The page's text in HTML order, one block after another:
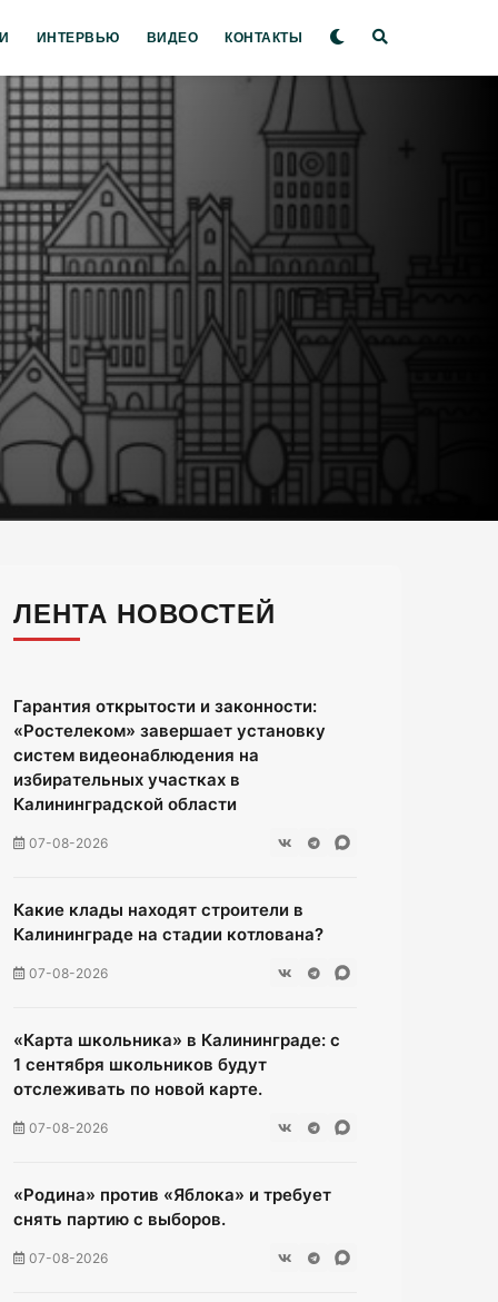
ИНТЕРВЬЮ ВИДЕО КОНТАКТЫ
ЛЕНТА НОВОСТЕЙ
Гарантия открытости и законности:
«Ростелеком» завершает установку
систем видеонаблюдения на
избирательных участках в
Калининградской области
07-08-2026
Какие клады находят строители в
Калининграде на стадии котлована?
07-08-2026
«Карта школьника» в Калининграде: с
1 сентября школьников будут
отслеживать по новой карте.
07-08-2026
«Родина» против «Яблока» и требует
снять партию с выборов.
07-08-2026